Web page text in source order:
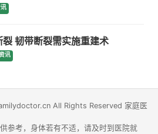
韧带断裂需实施重建术
讯
All Rights Reserved 家庭医
参考，身体若有不适，请及时到医院就